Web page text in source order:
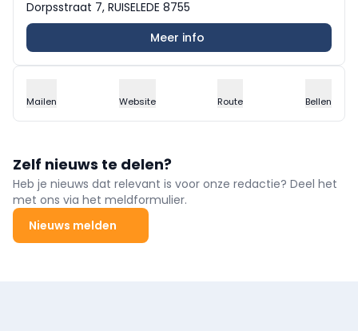
Dorpsstraat 7, RUISELEDE 8755
Meer info
Mailen Website Route Bellen
Zelf nieuws te delen?
Heb je nieuws dat relevant is voor onze redactie? Deel het
met ons via het meldformulier.
Nieuws melden